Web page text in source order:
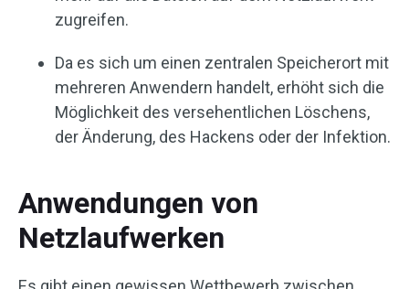
zugreifen.
Da es sich um einen zentralen Speicherort mit
mehreren Anwendern handelt, erhöht sich die
Möglichkeit des versehentlichen Löschens,
der Änderung, des Hackens oder der Infektion.
Anwendungen von
Netzlaufwerken